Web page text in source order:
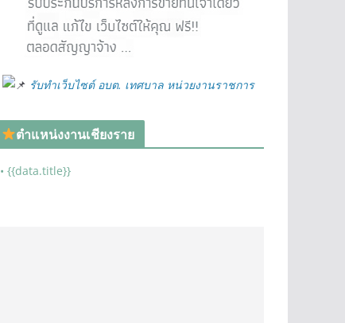
รับทำเว็บไซต์ อบต. เทศบาล หน่วยงานราชการ
ตำแหน่งงานเชียงราย
• {{data.title}}